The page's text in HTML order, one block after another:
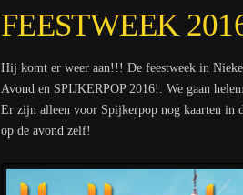
FEESTWEEK
Hij komt er weer aan!!! De feestweek in
Avond en SPIJKERPOP 2016!. We gaan
Er zijn alleen voor Spijkerpop nog kaarten in
op de avond zelf!